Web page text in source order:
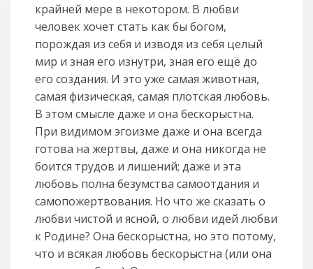
крайней мере в некотором. В любви
человек хочет стать как бы богом,
порождая из себя и изводя из себя целый
мир и зная его изнутри, зная его ещё до
его создания. И это уже самая животная,
самая физическая, самая плотская любовь.
В этом смысле даже и она бескорыстна.
При видимом эгоизме даже и она всегда
готова на жертвы, даже и она никогда не
боится трудов и лишений; даже и эта
любовь полна безумства самоотдания и
самопожертвования. Но что же сказать о
любви чистой и ясной, о любви идей любви
к Родине? Она бескорыстна, но это потому,
что и всякая любовь бескорыстна (или она